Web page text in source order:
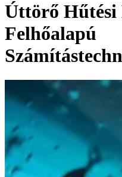
Úttörő Hűtési
Felhőalapú